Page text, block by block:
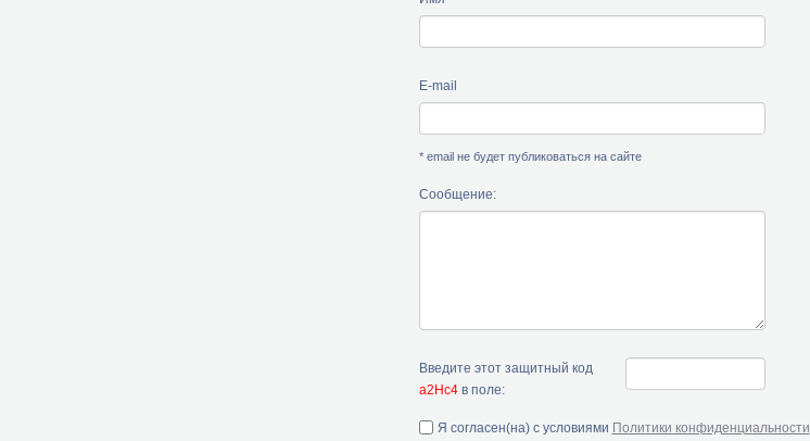
E-mail
* email не будет публиковаться на сайте
Сообщение:
Введите этот защитный код
a2Hc4в поле:
Я согласен(на) с условиями Политики конфиденциальности